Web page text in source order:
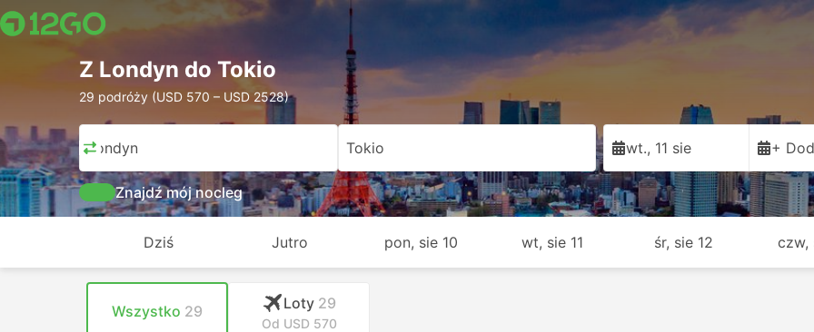
Z Londyn do Tokio
29 podróży (USD 570 – USD 2528)
Londyn Tokio wt., 11 sie +
Znajdź mój nocleg
Dziś Jutro pon, sie 10 wt, sie 11 śr, sie 12 czw,
Wszystko 29 Loty 29
Od USD 570